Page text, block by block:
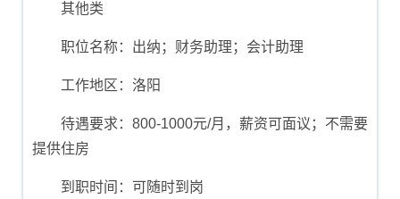
其他类
职位名称：出纳；财务助理；会计助理
工作地区：洛阳
待遇要求：800-1000元/月，薪资可面议；不需要
提供住房
到职时间：可随时到岗